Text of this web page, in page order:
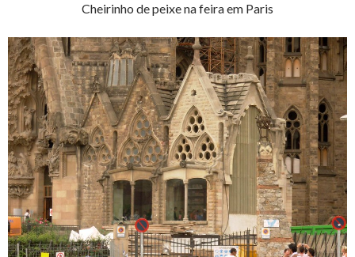
Cheirinho de peixe na feira em Paris